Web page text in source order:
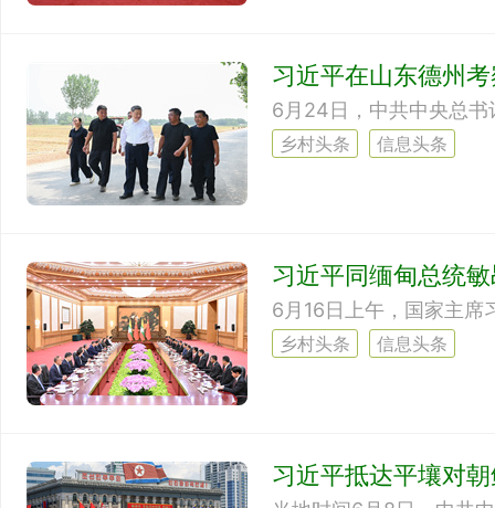
习近平在山东德州
乡村头条 信息头条
习近平同缅甸总统
6月16日上午，国家主席
乡村头条 信息头条
习近平抵达平壤对